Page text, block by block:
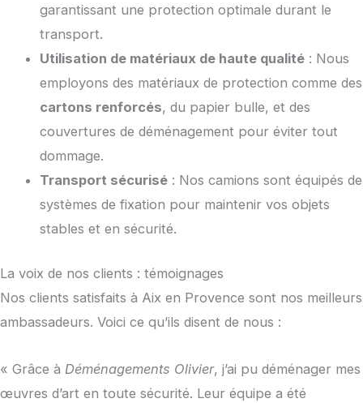
garantissant une protection optimale durant le
transport.
Utilisation de matériaux de haute qualité : Nous
employons des matériaux de protection comme des
cartons renforcés, du papier bulle, et des
couvertures de déménagement pour éviter tout
dommage.
Transport sécurisé : Nos camions sont équipés de
systèmes de fixation pour maintenir vos objets
stables et en sécurité.
La voix de nos clients : témoignages
Nos clients satisfaits à Aix en Provence sont nos meilleurs
ambassadeurs. Voici ce qu’ils disent de nous :
« Grâce à Déménagements Olivier, j’ai pu déménager mes
œuvres d’art en toute sécurité. Leur équipe a été